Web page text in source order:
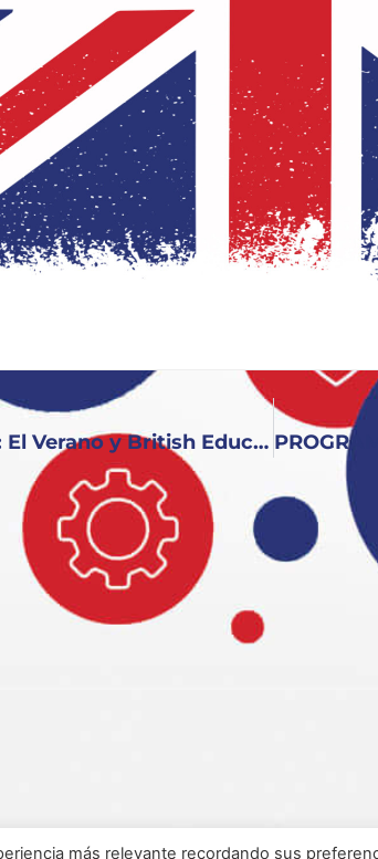
PROGRAMA 161 KEY TO ENGLISH: El Verano y British Education
más relevante recordando sus